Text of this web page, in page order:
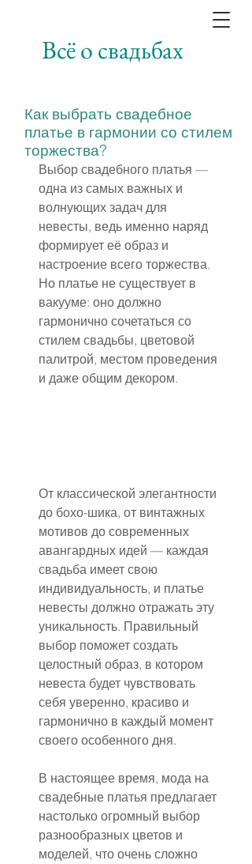
Всё о свадьбах
Как выбрать свадебное
платье в гармонии со стилем
торжества?
Выбор свадебного платья —
одна из самых важных и
волнующих задач для
невесты, ведь именно наряд
формирует её образ и
настроение всего торжества.
Но платье не существует в
вакууме: оно должно
гармонично сочетаться со
стилем свадьбы, цветовой
палитрой, местом проведения
и даже общим декором.
От классической элегантности
до бохо-шика, от винтажных
мотивов до современных
авангардных идей — каждая
свадьба имеет свою
индивидуальность, и платье
невесты должно отражать эту
уникальность. Правильный
выбор поможет создать
целостный образ, в котором
невеста будет чувствовать
себя уверенно, красиво и
гармонично в каждый момент
своего особенного дня.
В настоящее время, мода на
свадебные платья предлагает
настолько огромный выбор
разнообразных цветов и
моделей, что очень сложно